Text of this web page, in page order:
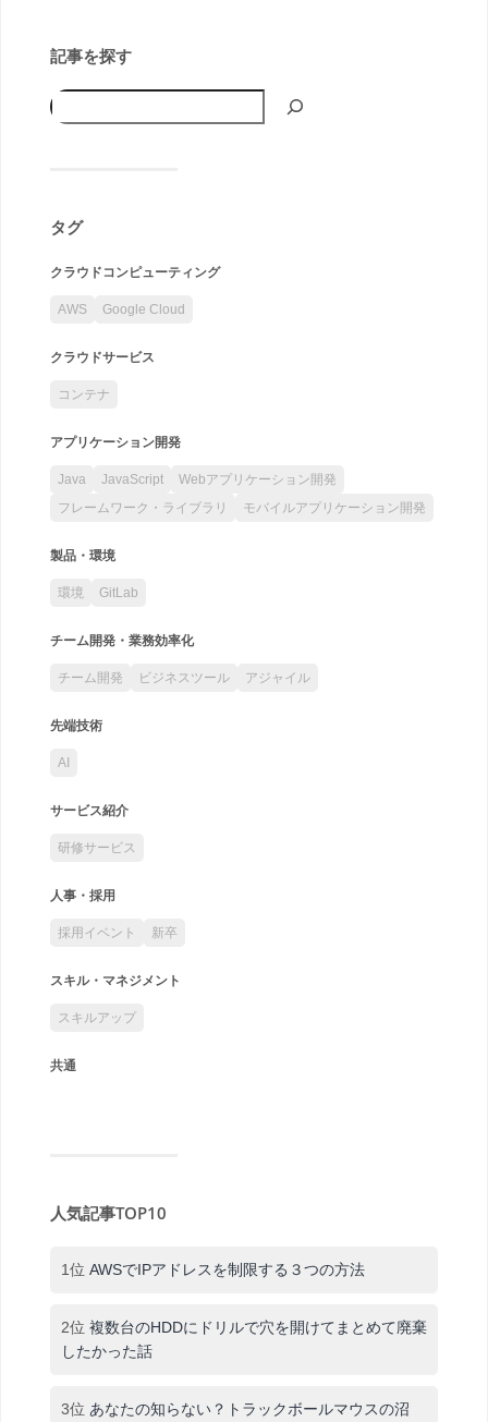
記事を探す
タグ
クラウドコンピューティング
AWS Google Cloud
クラウドサービス
コンテナ
アプリケーション開発
Java JavaScript
Webアプリケーション開発
フレームワーク・ライブラリ
モバイルアプリケーション開発
製品・環境
環境 GitLab
チーム開発・業務効率化
チーム開発 ビジネスツール アジャイル
先端技術
AI
サービス紹介
研修サービス
人事・採用
採用イベント 新卒
スキル・マネジメント
スキルアップ
共通
人気記事TOP10
1位 AWSでIPアドレスを制限する３つの方法
2位 複数台のHDDにドリルで穴を開けてまとめて廃棄
したかった話
3位 あなたの知らない？トラックボールマウスの沼